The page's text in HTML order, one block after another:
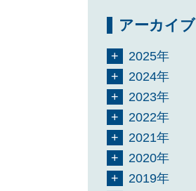
アーカイブ
2025年
2024年
2023年
2022年
2021年
2020年
2019年